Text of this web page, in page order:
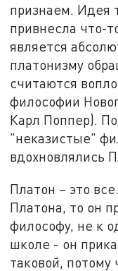
признаем. Идея
привнесла что-
является
платонизму
считаются
философии
Карл Поппер).
"неказистые"
вдохновлялись
Платон – это
Платона, то он
философу, не к
школе - он
таковой, потому